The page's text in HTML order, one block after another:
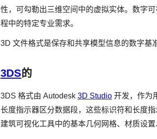
性，可勾勒出三维空间中的虚拟实体。数字
程中的特定专业需求。
3D 文件格式是保存和共享模型信息的数字基
3DS的
3DS 格式由 Autodesk 3D Studio 开发，作为
长度指示器区分数据段，这些标识符和长度
建筑可视化工具中的基本几何网格、材质设